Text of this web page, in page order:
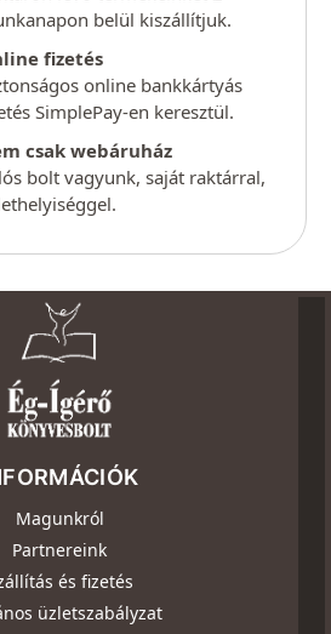
belül kiszállítjuk.
fizetés
online bankkártyás
SimplePay-en keresztül.
csak webáruház
bolt vagyunk, saját raktárral,
Magunkról
Partnereink
és fizetés
üzletszabályzat